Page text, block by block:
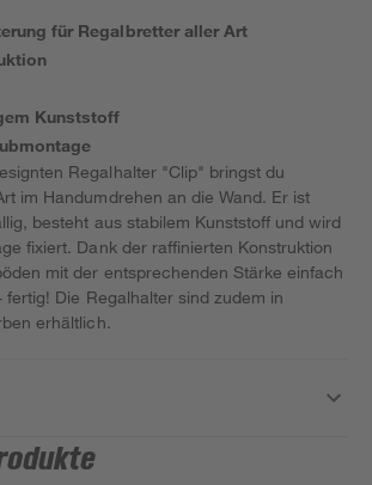
für Regalbretter aller Art
Kunststoff
Regalhalter "Clip" bringst du
im Handumdrehen an die Wand. Er ist
besteht aus stabilem Kunststoff und wird
fixiert. Dank der raffinierten Konstruktion
mit der entsprechenden Stärke einfach
Die Regalhalter sind zudem in
erhältlich.